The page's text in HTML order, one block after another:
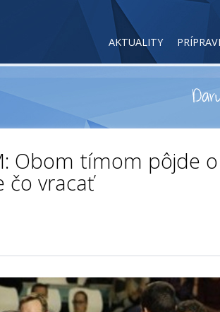
AKTUALITY
Obom tímom pôjde o
čo vracať